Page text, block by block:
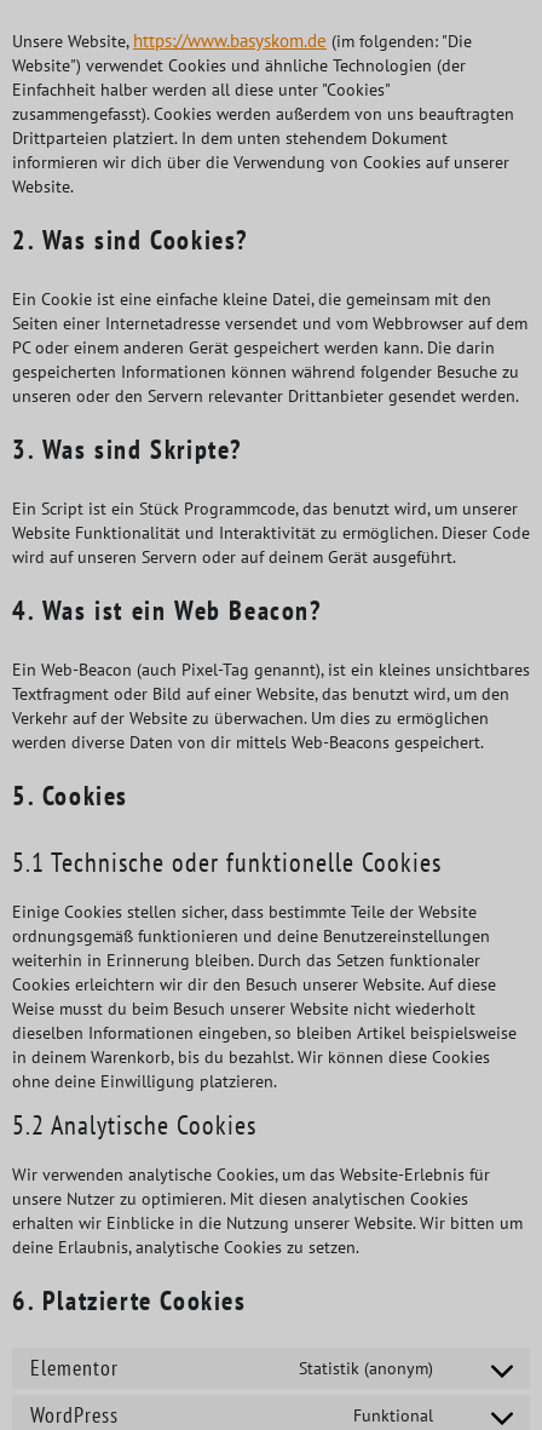
Unsere Website, https://www.basyskom.de (im folgenden: "Die
Website") verwendet Cookies und ähnliche Technologien (der
Einfachheit halber werden all diese unter "Cookies"
zusammengefasst). Cookies werden außerdem von uns beauftragten
Drittparteien platziert. In dem unten stehendem Dokument
informieren wir dich über die Verwendung von Cookies auf unserer
Website.
2. Was sind Cookies?
Ein Cookie ist eine einfache kleine Datei, die gemeinsam mit den
Seiten einer Internetadresse versendet und vom Webbrowser auf dem
PC oder einem anderen Gerät gespeichert werden kann. Die darin
gespeicherten Informationen können während folgender Besuche zu
unseren oder den Servern relevanter Drittanbieter gesendet werden.
3. Was sind Skripte?
Ein Script ist ein Stück Programmcode, das benutzt wird, um unserer
Website Funktionalität und Interaktivität zu ermöglichen. Dieser Code
wird auf unseren Servern oder auf deinem Gerät ausgeführt.
4. Was ist ein Web Beacon?
Ein Web-Beacon (auch Pixel-Tag genannt), ist ein kleines unsichtbares
Textfragment oder Bild auf einer Website, das benutzt wird, um den
Verkehr auf der Website zu überwachen. Um dies zu ermöglichen
werden diverse Daten von dir mittels Web-Beacons gespeichert.
5. Cookies
5.1 Technische oder funktionelle Cookies
Einige Cookies stellen sicher, dass bestimmte Teile der Website
ordnungsgemäß funktionieren und deine Benutzereinstellungen
weiterhin in Erinnerung bleiben. Durch das Setzen funktionaler
Cookies erleichtern wir dir den Besuch unserer Website. Auf diese
Weise musst du beim Besuch unserer Website nicht wiederholt
dieselben Informationen eingeben, so bleiben Artikel beispielsweise
in deinem Warenkorb, bis du bezahlst. Wir können diese Cookies
ohne deine Einwilligung platzieren.
5.2 Analytische Cookies
Wir verwenden analytische Cookies, um das Website-Erlebnis für
unsere Nutzer zu optimieren. Mit diesen analytischen Cookies
erhalten wir Einblicke in die Nutzung unserer Website. Wir bitten um
deine Erlaubnis, analytische Cookies zu setzen.
6. Platzierte Cookies
Elementor Statistik (anonym)
WordPress Funktional